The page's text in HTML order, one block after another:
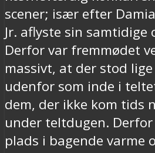
scener; især efter
Jr. aflyste sin
Derfor var fremmødet
massivt, at der stod
udenfor som inde i
dem, der ikke kom tids
under teltdugen.
plads i bagende varme